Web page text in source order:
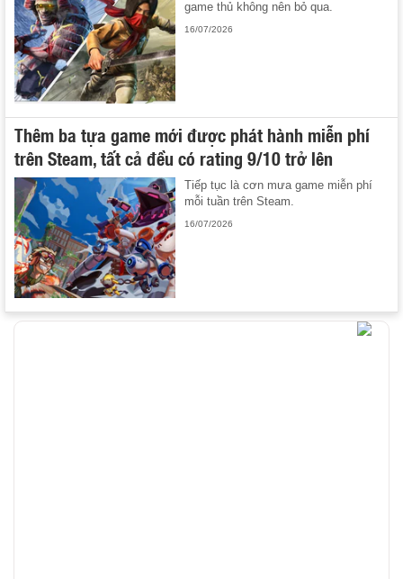
game thủ không nên bỏ qua.
16/07/2026
Thêm ba tựa game mới được phát hành miễn phí
trên Steam, tất cả đều có rating 9/10 trở lên
Tiếp tục là cơn mưa game miễn phí
mỗi tuần trên Steam.
16/07/2026